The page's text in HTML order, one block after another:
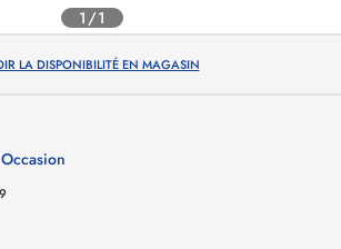
1/1
LA DISPONIBILITÉ EN MAGASIN